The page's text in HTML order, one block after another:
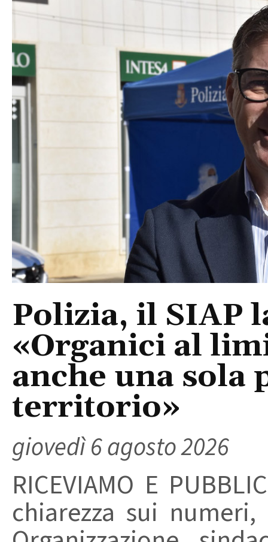
Polizia, il SIAP
«Organici al
anche una sola
territorio»
giovedì 6 agosto 2026
RICEVIAMO E
chiarezza sui